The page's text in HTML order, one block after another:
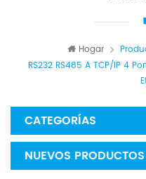
Hogar
RS232 RS485 A TCP/IP 4
CATEGORÍAS
NUEVOS PRODUCTOS